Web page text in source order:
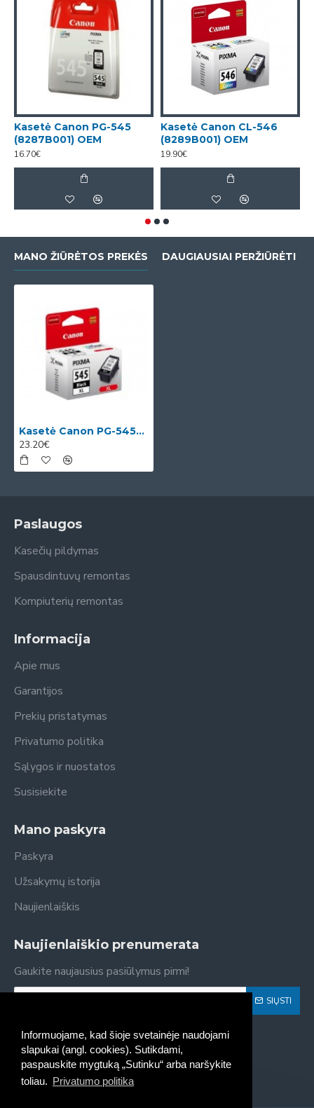
Informuojame, kad šioje svetainėje naudojami
slapukai (angl. cookies). Sutikdami,
paspauskite mygtuką „Sutinku“ arba naršykite
toliau. Privatumo politika
Kasetė Canon PG-545
(8287B001) OEM
16.70€
Kasetė Canon CL-546
(8289B001) OEM
19.90€
MANO ŽIŪRĖTOS PREKĖS DAUGIAUSIAI PERŽIŪRĖTI
Kasetė Canon PG-545XL (8286B001) OEM
23.20€
Paslaugos
Kasečių pildymas
Spausdintuvų remontas
Kompiuterių remontas
Informacija
Apie mus
Garantijos
Prekių pristatymas
Privatumo politika
Sąlygos ir nuostatos
Susisiekite
Mano paskyra
Paskyra
Užsakymų istorija
Naujienlaiškis
Naujienlaiškio prenumerata
Gaukite naujausius pasiūlymus pirmi!
SIŲSTI
Susipažinau ir sutinku su Privatumo politika